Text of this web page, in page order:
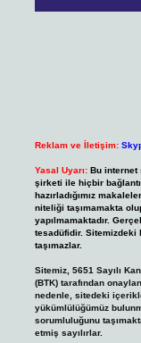
Reklam ve İletişim:
Yasal Uyarı: Bu
şirketi ile hiçbir
hazırladığımız
niteliği taşımamakta
yapılmamaktadır.
tesadüfidir.
taşımazlar.
Sitemiz, 5651 Sayılı
(BTK) tarafından
nedenle, sitedeki
yükümlülüğümüz
sorumluluğunu
etmiş sayılırlar.